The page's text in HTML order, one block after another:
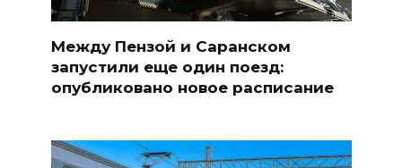
Между Пензой и Саранском
запустили еще один поезд:
опубликовано новое расписание